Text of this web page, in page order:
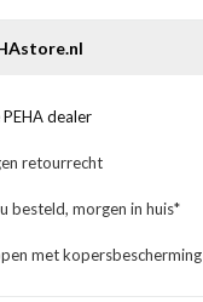
dealer
retourrecht
besteld, morgen in huis*
met kopersbescherming